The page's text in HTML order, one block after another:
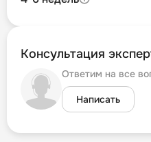
Консультация
Ответим на все
Написать